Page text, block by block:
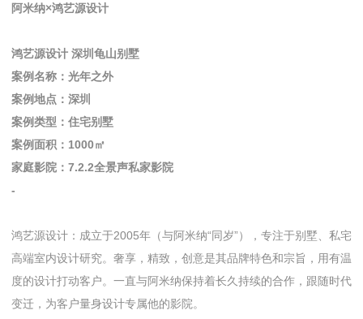
阿米纳×鸿艺源设计
鸿艺源设计 深圳龟山别墅
案例名称：光年之外
案例地点：深圳
案例类型：住宅别墅
案例面积：1000㎡
家庭影院：7.2.2全景声私家影院
-
鸿艺源设计：成立于2005年（与阿米纳“同岁”），专注于别墅、私宅
高端室内设计研究。奢享，精致，创意是其品牌特色和宗旨，用有温
度的设计打动客户。一直与阿米纳保持着长久持续的合作，跟随时代
变迁，为客户量身设计专属他的影院。